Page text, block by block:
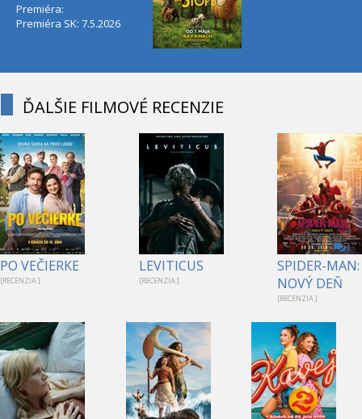
Premiéra:
Premiéra SK: 7.5.2026
ĎALŠIE FILMOVÉ RECENZIE
PO VEČIERKE
[RECENZIA ]
LEVITICUS
[RECENZIA ]
1
SPIDER-MAN:
NOVÝ DEŇ
[RECENZIA ]